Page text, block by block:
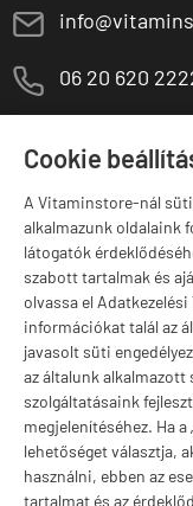
Cookie
A Vitaminstore-nál
alkalmazunk oldalaink
látogatók
szabott tartalmak és
olvassa el
információkat talál az
javasolt süti
az általunk alkalmazott
szolgáltatásaink
megjelenítéséhez. Ha a
lehetőséget választja,
használni, ebben az
tartalmat és az
E
M 06 20 620
Szugló u. 83-
Márkák
Valuta választás